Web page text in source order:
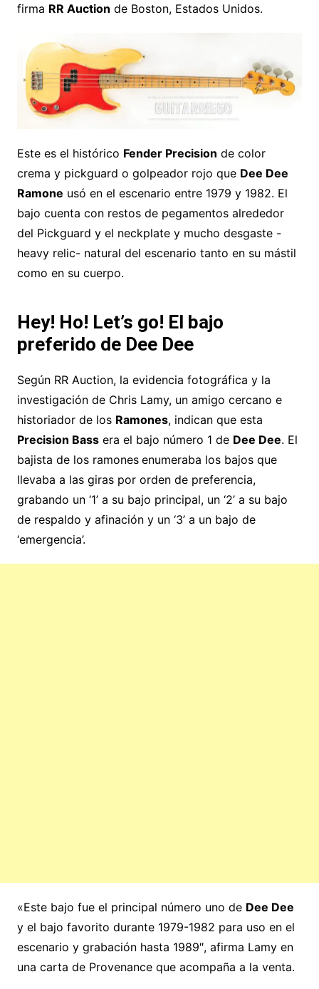
firma RR Auction de Boston, Estados Unidos.
Este es el histórico Fender Precision de color
crema y pickguard o golpeador rojo que Dee Dee
Ramone usó en el escenario entre 1979 y 1982. El
bajo cuenta con restos de pegamentos alrededor
del Pickguard y el neckplate y mucho desgaste -
heavy relic- natural del escenario tanto en su mástil
como en su cuerpo.
Hey! Ho! Let’s go! El bajo
preferido de Dee Dee
Según RR Auction, la evidencia fotográfica y la
investigación de Chris Lamy, un amigo cercano e
historiador de los Ramones, indican que esta
Precision Bassera el bajo número 1 de Dee Dee. El
bajista de los ramones enumeraba los bajos que
llevaba a las giras por orden de preferencia,
grabando un ‘1’ a su bajo principal, un ‘2’ a su bajo
de respaldo y afinación y un ‘3’ a un bajo de
‘emergencia’.
«Este bajo fue el principal número uno de Dee Dee
y el bajo favorito durante 1979-1982 para uso en el
escenario y grabación hasta 1989″, afirma Lamy en
una carta de Provenance que acompaña a la venta.